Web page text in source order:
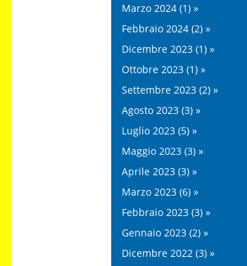
Marzo 2024 (1) »
Febbraio 2024 (2) »
Dicembre 2023 (1) »
Ottobre 2023 (1) »
Settembre 2023 (2) »
Agosto 2023 (3) »
Luglio 2023 (5) »
Maggio 2023 (3) »
Aprile 2023 (3) »
Marzo 2023 (6) »
Febbraio 2023 (3) »
Gennaio 2023 (2) »
Dicembre 2022 (3) »